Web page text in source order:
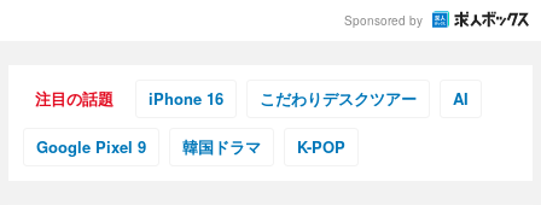
Sponsored by
注目の話題 iPhone 16 こだわりデスクツアー AI
Google Pixel 9 韓国ドラマ K-POP